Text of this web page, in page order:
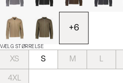
+6
VÆLG STØRRELSE
XS S M L
4XL